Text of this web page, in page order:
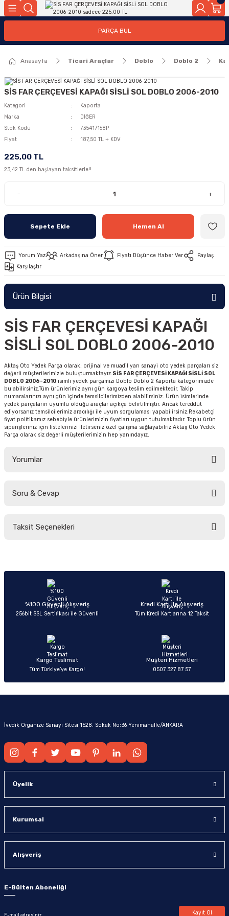
Geri Dön
Geri Dön
PARÇA BUL
Anasayfa Ticari Araçlar Doblo Doblo 2
SİS FAR ÇERÇEVESİ KAPAĞI SİSLİ SOL DOBLO 2006-2010
Kategori
Kaporta
Marka
DİĞER
Stok Kodu
735417168P
Fiyat
187,50 TL + KDV
225,00 TL
23,42 TL den başlayan taksitlerle!!
- +
Sepete Ekle Hemen Al
Yorum Yaz Arkadaşına Öner Fiyatı Düşünce Haber Ver
Paylaş
Karşılaştır
Ürün Bilgisi
SİS FAR ÇERÇEVESİ KAPAĞI
SİSLİ SOL DOBLO 2006-2010
Aktaş Oto Yedek Parça olarak; orijinal ve muadil yan sanayi oto yedek parçaları siz
değerli müşterilerimizle buluşturmaktayız.SİS FAR ÇERÇEVESİ KAPAĞI SİSLİ SOL
DOBLO 2006-2010 isimli yedek parçamızı Doblo Doblo 2 Kaporta kategorimizde
bulabilirsiniz.Tüm ürünlerimiz aynı gün kargoya teslim edilmektedir. Takip
numaralarınızı aynı gün içinde temsilcilerimizden alabilirsiniz. Ürün isimlerinde
yedek parçaların uyumlu olduğu araçlar açıkça belirtilmiştir. Ancak tereddüt
ediyorsanız temsilcilerimiz aracılığı ile uyum sorgulaması yapabilirsiniz.Rekabetçi
fiyat politikamız sebebiyle ürünlerimizin fiyatları uygun tutulmaktadır. Toplu ürün
siparişleriniz için listelerinizi iletirseniz özel çalışma sağlayabilriz.Aktaş Oto Yedek
Parça olarak siz değerli müşterilerimizin hep yanındayız.
Yorumlar
Soru & Cevap
Taksit Seçenekleri
%100 Güvenli Alışveriş
256bit SSL Sertifikası ile Güvenli
Kredi Kartı ile Alışveriş
Tüm Kredi Kartlarına 12 Taksit
Kargo Teslimat
Tüm Türkiye’ye Kargo!
Müşteri Hizmetleri
0507 327 87 57
İvedik Organize Sanayi Sitesi 1528. Sokak No:36 Yenimahalle/ANKARA
Üyelik
Kurumsal
Alışveriş
E-Bülten Aboneliği
Kayıt Ol